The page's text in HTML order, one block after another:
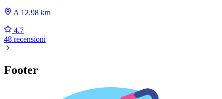
A 12.98 km
4.7
48 recensioni
Footer